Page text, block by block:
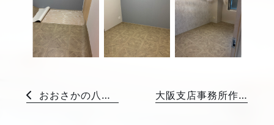
おおさかの八尾市の現場でした😊 大阪支店事務所作成☺️